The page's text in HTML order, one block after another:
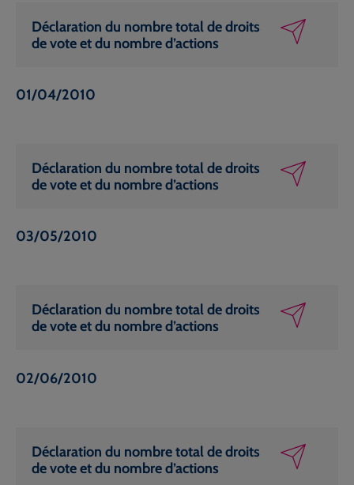
Déclaration du nombre total de droits
de vote et du nombre d’actions
01/04/2010
Déclaration du nombre total de droits
de vote et du nombre d’actions
03/05/2010
Déclaration du nombre total de droits
de vote et du nombre d’actions
02/06/2010
Déclaration du nombre total de droits
de vote et du nombre d’actions